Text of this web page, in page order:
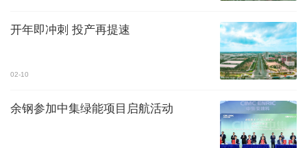
开年即冲刺 投产再提速
02-10
余钢参加中集绿能项目启航活动